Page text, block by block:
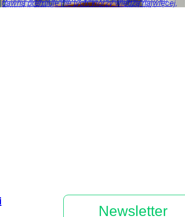
dawna premiuje nie tych, którzy wiedzą najwięcej,
monet z XVII wieku. Część znaleziska wciąż
Newsletter